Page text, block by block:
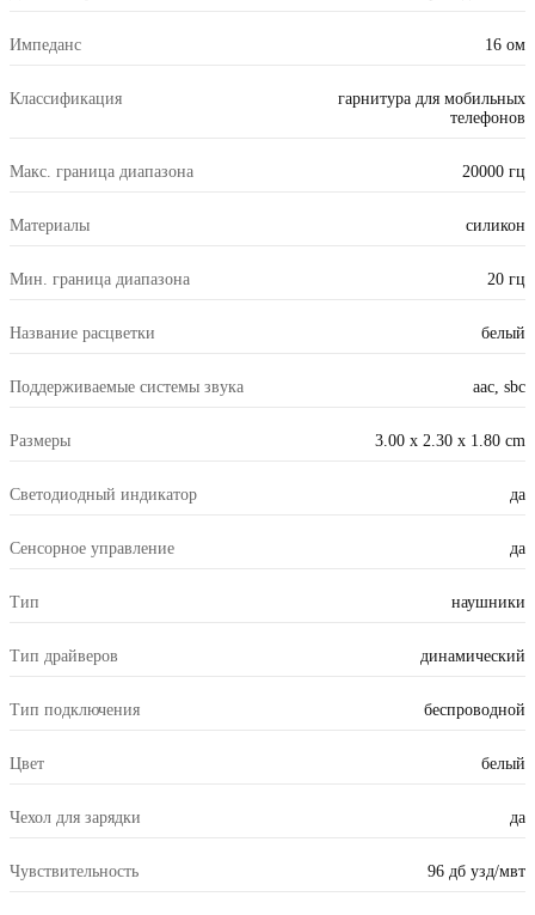
Импеданс 16 ом
Классификация
гарнитура для мобильных
телефонов
Макс. граница диапазона 20000 гц
Материалы силикон
Мин. граница диапазона 20 гц
Название расцветки белый
Поддерживаемые системы звука aac, sbc
Размеры 3.00 x 2.30 x 1.80 cm
Светодиодный индикатор да
Сенсорное управление да
Тип наушники
Тип драйверов динамический
Тип подключения беспроводной
Цвет белый
Чехол для зарядки да
Чувствительность 96 дб узд/мвт